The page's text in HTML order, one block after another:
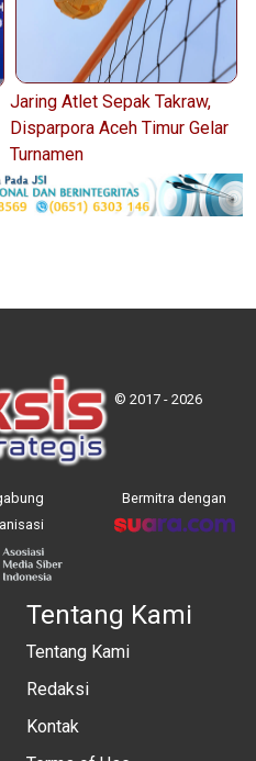
Jaring Atlet Sepak Takraw,
Disparpora Aceh Timur Gelar
Turnamen
© 2017 - 2026
Bermitra dengan
Tentang Kami
Tentang Kami
Redaksi
Kontak